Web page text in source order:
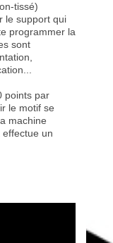
tissé)
le support qui
programmer la
sont
points par
le motif se
machine
un